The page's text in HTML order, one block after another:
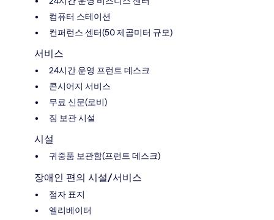
컴퓨터 스테이션
컨퍼런스 센터(50 제곱미터 규모)
서비스
24시간 운영 프런트 데스크
콘시어지 서비스
무료 신문(로비)
짐 보관 시설
시설
귀중품 보관함(프런트 데스크)
장애인 편의 시설/서비스
점자 표지
엘리베이터